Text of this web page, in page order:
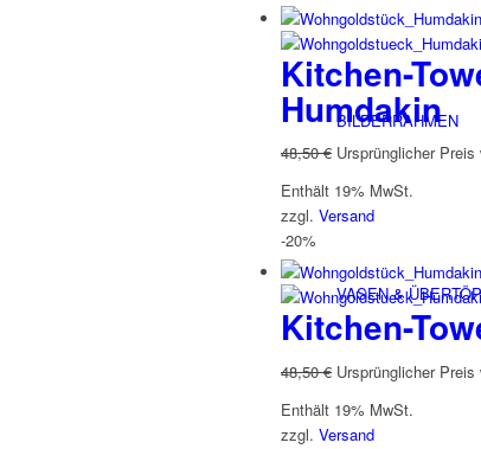
BILDERRAHMEN
VASEN &
Kitchen-
Humdakin
48,50€ Ursprünglicher
Enthält 19% MwSt.
zzgl. Versand
-20%
Kitchen-
48,50€ Ursprünglicher
Enthält 19% MwSt.
zzgl. Versand